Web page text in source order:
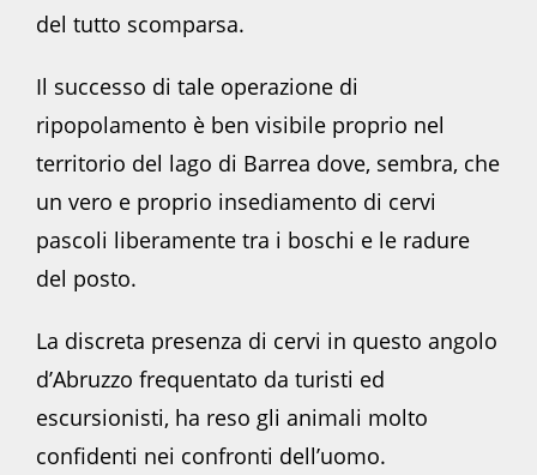
del tutto scomparsa.
Il successo di tale operazione di
ripopolamento è ben visibile proprio nel
territorio del lago di Barrea dove, sembra, che
un vero e proprio insediamento di cervi
pascoli liberamente tra i boschi e le radure
del posto.
La discreta presenza di cervi in questo angolo
d’Abruzzo frequentato da turisti ed
escursionisti, ha reso gli animali molto
confidenti nei confronti dell’uomo.